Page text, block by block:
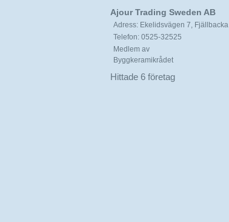
Ajour Trading Sweden AB
Adress: Ekelidsvägen 7, Fjällbacka
Telefon: 0525-32525
Medlem av
Byggkeramikrådet
Hittade 6 företag